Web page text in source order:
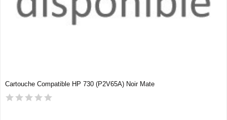
Cartouche Compatible HP 730 (P2V65A) Noir Mate